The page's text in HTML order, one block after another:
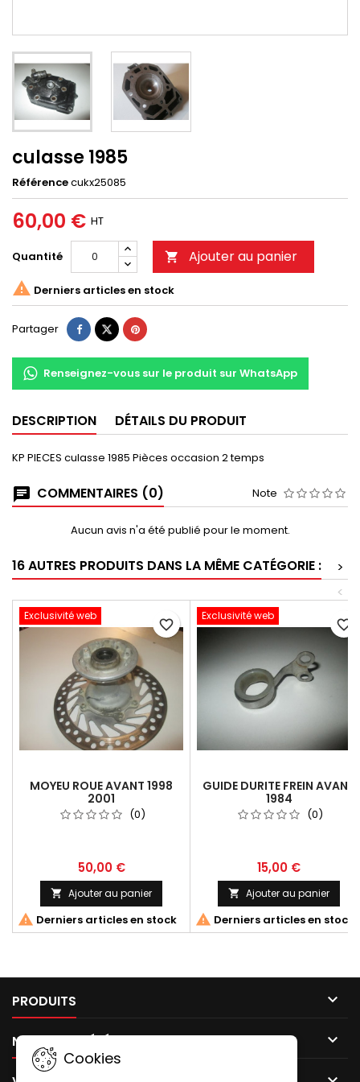
culasse 1985
Référencecukx25085
60,00 € HT
Quantité  Ajouter au panier
 Derniers articles en stock
Partager
Renseignez-vous sur le produit sur WhatsApp
DESCRIPTION DÉTAILS DU PRODUIT
KP PIECES culasse 1985 Pièces occasion 2 temps
COMMENTAIRES (0) Note
Aucun avis n'a été publié pour le moment.
16 AUTRES PRODUITS DANS LA MÊME CATÉGORIE :
>
<
Exclusivité web
MOYEU ROUE AVANT 1998
2001
(0)
50,00 €
 Ajouter au panier
 Derniers articles en stock
favorite_border
Exclusivité web
GUIDE DURITE FREIN AVANT
1984
(0)
15,00 €
 Ajouter au panier
 Derniers articles en stock
favorite_border
PRODUITS 
NOTRE SOCIÉTÉ 
Cookies